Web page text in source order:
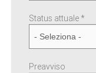
Status attuale *
Preavviso